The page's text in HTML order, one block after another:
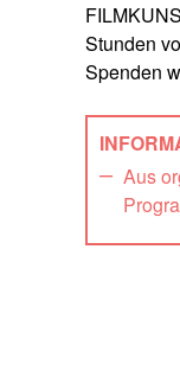
Stunden
Spenden
Aus